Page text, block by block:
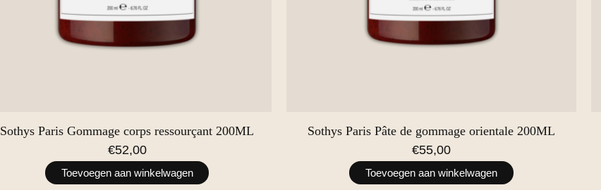
Sothys Paris Gommage corps ressourçant 200ML
€52,00
Toevoegen aan winkelwagen
Sothys Paris Pâte de gommage orientale 200ML
€55,00
Toevoegen aan winkelwagen